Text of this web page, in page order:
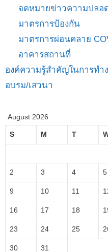
จดหมายข่าวความปลอ
มาตรการป้องกัน
มาตรการผ่อนคลาย
อาคารสถานที่
องค์ความรู้สำคัญในการทำ
อบรม/เสวนา
August 2026
S M T
2 3 4 5
9 10 11
16 17 18
23 24 25
30 31